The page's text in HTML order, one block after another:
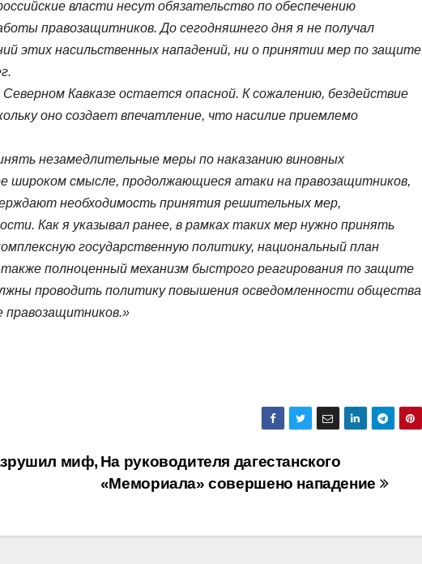
власти несут обязательство по обеспечению
правозащитников. До сегодняшнего дня я не получал
этих насильственных нападений, ни о принятии мер по защите
Кавказе остается опасной. К сожалению, бездействие
оно создает впечатление, что насилие приемлемо
незамедлительные меры по наказанию виновных
широком смысле, продолжающиеся атаки на правозащитников,
необходимость принятия решительных мер,
Как я указывал ранее, в рамках таких мер нужно принять
государственную политику, национальный план
полноценный механизм быстрого реагирования по защите
проводить политику повышения осведомленности общества
правозащитников.»
На руководителя дагестанского
«Мемориала» совершено нападение
миф,